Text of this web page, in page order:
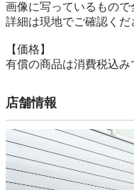
画像に写っているもので
詳細は現地でご確認くだ
【価格】
有償の商品は消費税込み
店舗情報